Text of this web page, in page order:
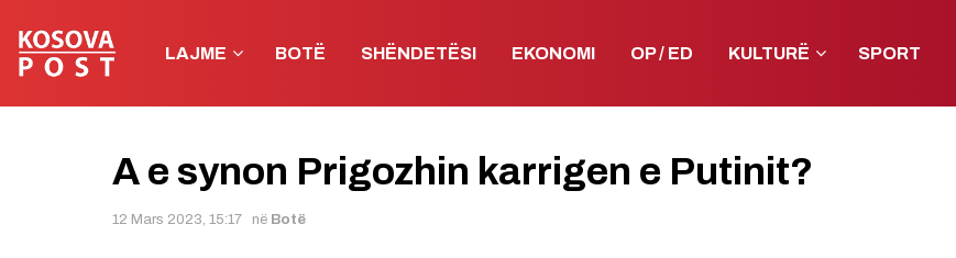
LAJME BOTË SHËNDETËSI EKONOMI OP / ED KULTURË SPORT
A e synon Prigozhin karrigen e Putinit?
12 Mars 2023, 15:17 në Botë